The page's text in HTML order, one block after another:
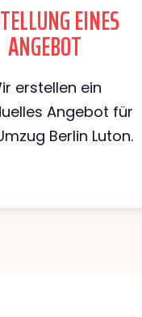
EINES
ANGEBOT
erstellen ein
Angebot für
Berlin Luton.